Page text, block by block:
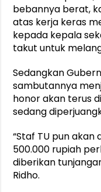
bebannya berat,
atas kerja keras
kepada kepala
takut untuk
Sedangkan
sambutannya
honor akan terus
sedang
“Staf TU pun
500.000 rupiah
diberikan
Ridho.